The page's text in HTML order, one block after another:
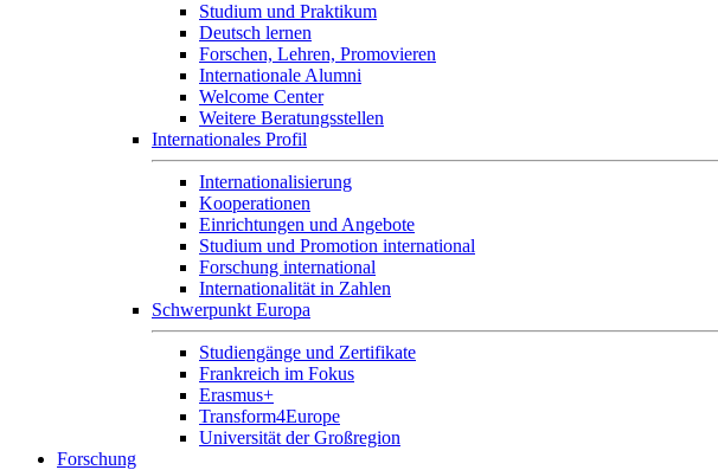
Studium und Praktikum
Deutsch lernen
Forschen, Lehren, Promovieren
Internationale Alumni
Welcome Center
Weitere Beratungsstellen
Internationales Profil
Internationalisierung
Kooperationen
Einrichtungen und Angebote
Studium und Promotion international
Forschung international
Internationalität in Zahlen
Schwerpunkt Europa
Studiengänge und Zertifikate
Frankreich im Fokus
Erasmus+
Transform4Europe
Universität der Großregion
Forschung